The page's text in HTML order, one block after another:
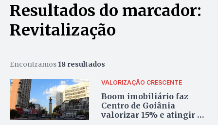
Resultados do marcador:
Revitalização
Encontramos 18 resultados
VALORIZAÇÃO CRESCENTE
Boom imobiliário faz
Centro de Goiânia
valorizar 15% e atingir R$